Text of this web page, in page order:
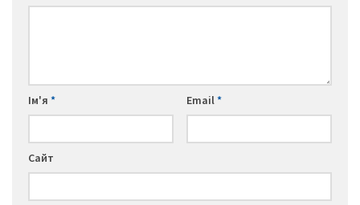
Ім'я * Email*
Сайт